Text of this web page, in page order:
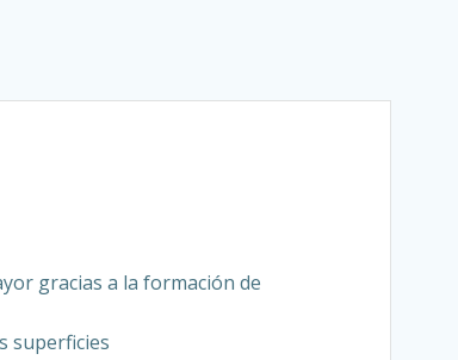
gracias a la formación de
superficies